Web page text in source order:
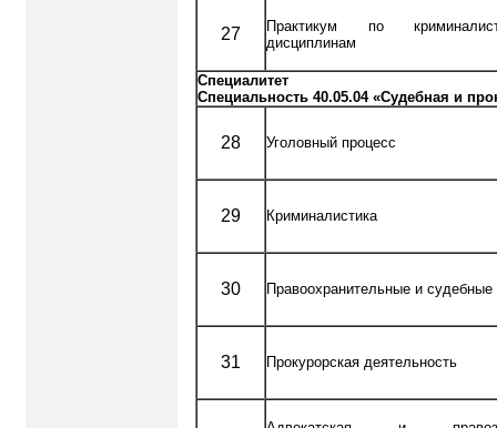
27
Практикум по
дисциплинам
Специалитет
Специальность 40.05.04 «Судебная и
28 Уголовный процесс
29 Криминалистика
30 Правоохранительные и судебные
31 Прокурорская деятельность